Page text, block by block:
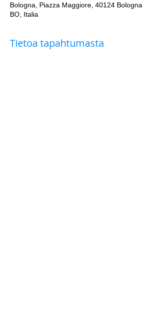
Bologna, Piazza Maggiore, 40124 Bologna
BO, Italia
Tietoa tapahtumasta